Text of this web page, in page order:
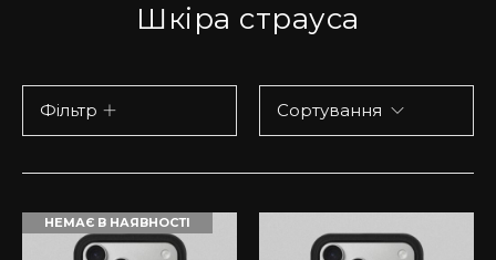
Шкіра страуса
Фільтр Сортування
НЕМАЄ В НАЯВНОСТІ